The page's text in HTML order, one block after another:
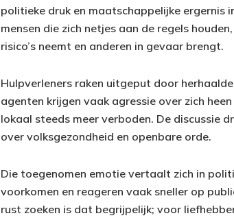
politieke druk en maatschappelijke ergernis
mensen die zich netjes aan de regels
risico’s neemt en anderen in gevaar brengt.
Hulpverleners raken uitgeput door
agenten krijgen vaak agressie over zich
lokaal steeds meer verboden. De discussie
over volksgezondheid en openbare orde.
Die toegenomen emotie vertaalt zich in
voorkomen en reageren vaak sneller op
rust zoeken is dat begrijpelijk; voor